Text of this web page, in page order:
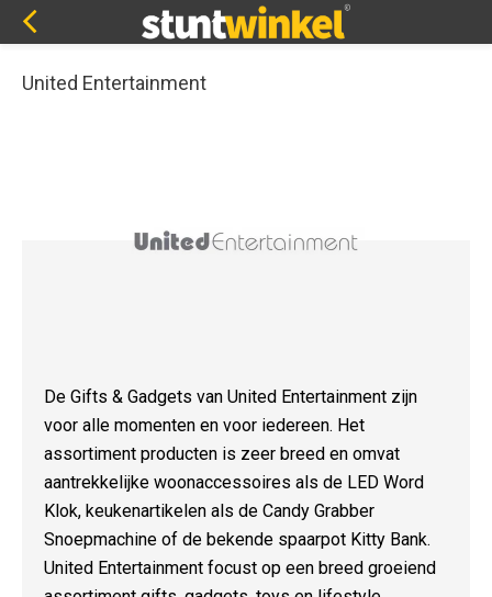
United Entertainment
De Gifts & Gadgets van United Entertainment zijn
voor alle momenten en voor iedereen. Het
assortiment producten is zeer breed en omvat
aantrekkelijke woonaccessoires als de LED Word
Klok, keukenartikelen als de Candy Grabber
Snoepmachine of de bekende spaarpot Kitty Bank.
United Entertainment focust op een breed groeiend